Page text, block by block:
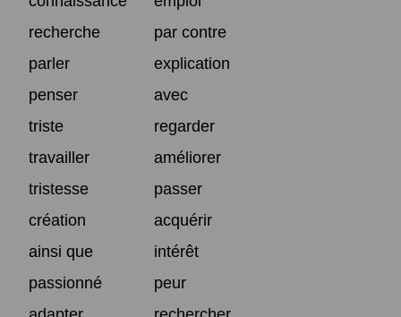
recherche
par contre
parler
explication
penser
avec
triste
regarder
travailler
améliorer
tristesse
passer
création
acquérir
ainsi que
intérêt
passionné
peur